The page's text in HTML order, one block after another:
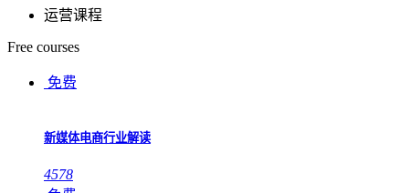
运营课程
Free courses
免费
新媒体电商行业解读
4578